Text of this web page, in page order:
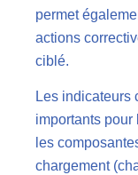
permet
actions
ciblé.
Les indicateurs
importants
les
chargement